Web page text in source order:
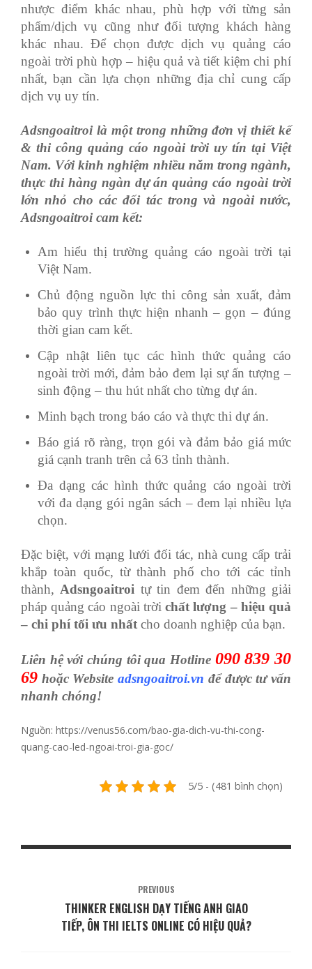
nhược điểm khác nhau, phù hợp với từng sản
phẩm/dịch vụ cũng như đối tượng khách hàng
khác nhau. Để chọn được dịch vụ quảng cáo
ngoài trời phù hợp – hiệu quả và tiết kiệm chi phí
nhất, bạn cần lựa chọn những địa chỉ cung cấp
dịch vụ uy tín.
Adsngoaitroi là một trong những đơn vị thiết kế
& thi công quảng cáo ngoài trời uy tín tại Việt
Nam. Với kinh nghiệm nhiều năm trong ngành,
thực thi hàng ngàn dự án quảng cáo ngoài trời
lớn nhỏ cho các đối tác trong và ngoài nước,
Adsngoaitroi cam kết:
Am hiểu thị trường quảng cáo ngoài trời tại
Việt Nam.
Chủ động nguồn lực thi công sản xuất, đảm
bảo quy trình thực hiện nhanh – gọn – đúng
thời gian cam kết.
Cập nhật liên tục các hình thức quảng cáo
ngoài trời mới, đảm bảo đem lại sự ấn tượng –
sinh động – thu hút nhất cho từng dự án.
Minh bạch trong báo cáo và thực thi dự án.
Báo giá rõ ràng, trọn gói và đảm bảo giá mức
giá cạnh tranh trên cả 63 tỉnh thành.
Đa dạng các hình thức quảng cáo ngoài trời
với đa dạng gói ngân sách – đem lại nhiều lựa
chọn.
Đặc biệt, với mạng lưới đối tác, nhà cung cấp trải
khắp toàn quốc, từ thành phố cho tới các tỉnh
thành, Adsngoaitroi tự tin đem đến những giải
pháp quảng cáo ngoài trờichất lượng – hiệu quả
– chi phí tối ưu nhất cho doanh nghiệp của bạn.
Liên hệ với chúng tôi qua Hotline 090 839 30
69 hoặc Websiteadsngoaitroi.vn để được tư vấn
nhanh chóng!
Nguồn: https://venus56.com/bao-gia-dich-vu-thi-cong-
quang-cao-led-ngoai-troi-gia-goc/
5/5 - (481 bình chọn)
PREVIOUS
THINKER ENGLISH DẠY TIẾNG ANH GIAO
TIẾP, ÔN THI IELTS ONLINE CÓ HIỆU QUẢ?